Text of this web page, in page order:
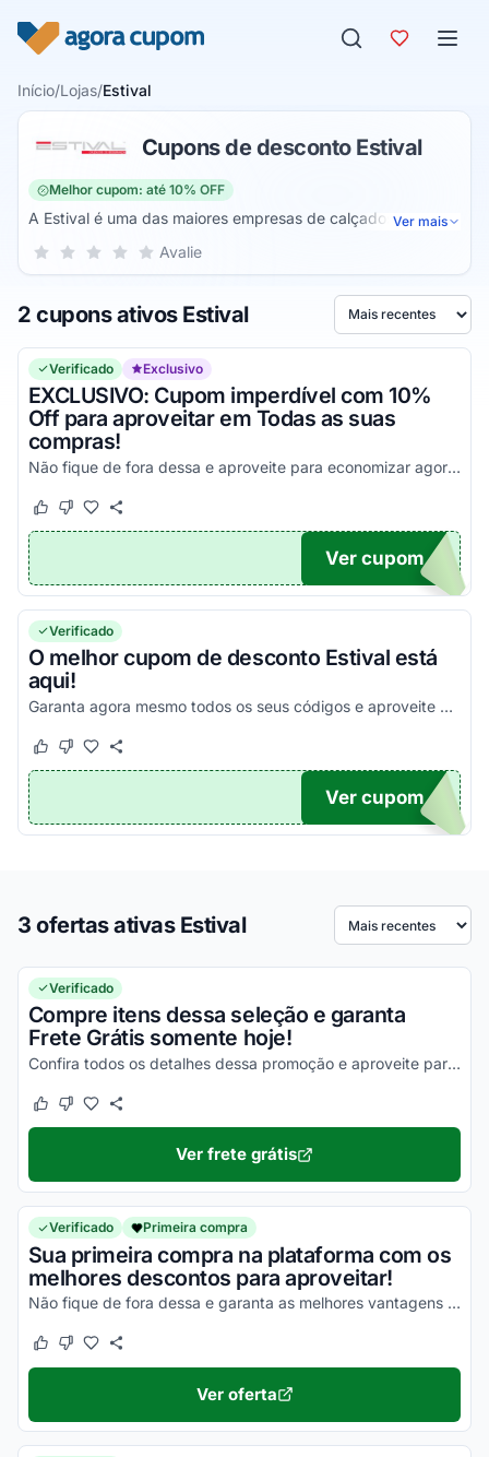
Início/Lojas/Estival
Cupons de desconto Estival
Melhor cupom: até 10% OFF
A Estival é uma das maiores empresas de calçados e
produtos de segurança, uma das marcas mais reconhecidas
para qualquer tipo de situação, prontos para garantir a sua
segurança e integridade nas mais diversas áreas, ideais
para todas as profissões de risco do mercado atual ou até
mesmo para o seu dia a dia.
Ver mais
Sua nota para Estival, de 1 a 5 estrelas
5 estrelas
4 estrelas
3 estrelas
2 estrelas
1 estrela Avalie
2 cupons ativos Estival Ordenar por
Verificado Exclusivo
EXCLUSIVO: Cupom imperdível com 10%
Off para aproveitar em Todas as suas
compras!
Não fique de fora dessa e aproveite para economizar agora mesmo nas suas compras utilizando esse código!
Este cupom funcionou
Este cupom não funcionou
UPOM
Ver cupom
Verificado
O melhor cupom de desconto Estival está
aqui!
Garanta agora mesmo todos os seus códigos e aproveite para economizar!
Este cupom funcionou
Este cupom não funcionou
TICO
Ver cupom
3 ofertas ativas Estival Ordenar por
Verificado
Compre itens dessa seleção e garanta
Frete Grátis somente hoje!
Confira todos os detalhes dessa promoção e aproveite para economizar na entrega dos seus produtos!
Este cupom funcionou
Este cupom não funcionou
Ver frete grátis
Verificado Primeira compra
Sua primeira compra na plataforma com os
melhores descontos para aproveitar!
Não fique de fora dessa e garanta as melhores vantagens nas suas compras!
Este cupom funcionou
Este cupom não funcionou
Ver oferta